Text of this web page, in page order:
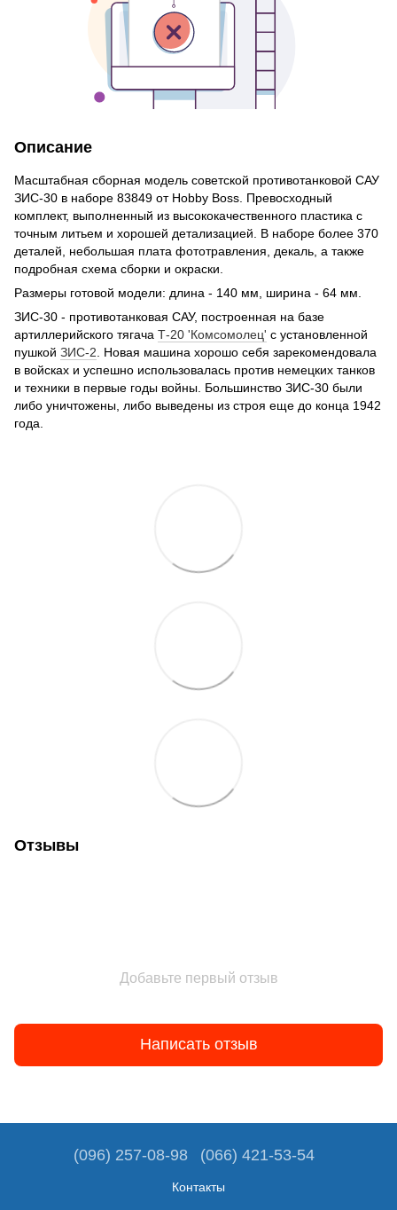
Описание
Масштабная сборная модель советской противотанковой САУ
ЗИС-30 в наборе 83849 от Hobby Boss. Превосходный
комплект, выполненный из высококачественного пластика с
точным литьем и хорошей детализацией. В наборе более 370
деталей, небольшая плата фототравления, декаль, а также
подробная схема сборки и окраски.
Размеры готовой модели: длина - 140 мм, ширина - 64 мм.
ЗИС-30 - противотанковая САУ, построенная на базе
артиллерийского тягача Т-20 'Комсомолец' с установленной
пушкой ЗИС-2 . Новая машина хорошо себя зарекомендовала
в войсках и успешно использовалась против немецких танков
и техники в первые годы войны. Большинство ЗИС-30 были
либо уничтожены, либо выведены из строя еще до конца 1942
года.
Отзывы
Добавьте первый отзыв
Написать отзыв
(096) 257-08-98 (066) 421-53-54
Контакты